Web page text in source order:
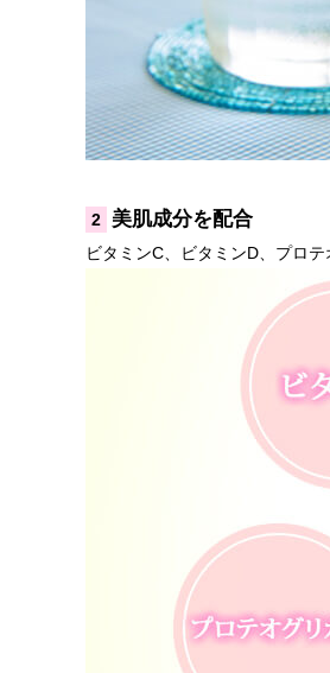
2 美肌成分を配合
ビタミンC、ビタミンD、プロ